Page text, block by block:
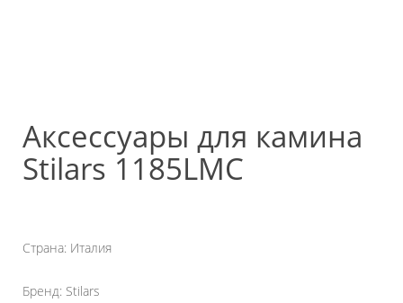
Аксессуары для камина
Stilars 1185LMC
Страна: Италия
Бренд: Stilars